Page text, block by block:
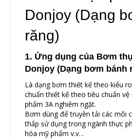
Donjoy (Dạng
răng)
1. Ứng dụng của Bơm
Donjoy (Dạng bơm bánh
Là dạng bơm thiết kế theo kiểu
chuẩn thiết kế theo tiêu chuẩn
phẩm 3A nghiêm ngặt.
Bơm dùng để truyền tải các môi
thấp sử dụng trong ngành thực
hóa mỹ phẩm v.v…